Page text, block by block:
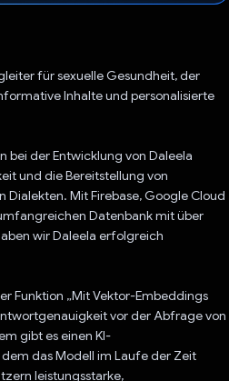
für sexuelle Gesundheit, der
Inhalte und personalisierte
bei der Entwicklung von Daleela
und die Bereitstellung von
Dialekten. Mit Firebase, Google Cloud
Datenbank mit über
wir Daleela erfolgreich
Funktion „Mit Vektor-Embeddings
vor der Abfrage von
gibt es einen KI-
das Modell im Laufe der Zeit
leistungsstarke,